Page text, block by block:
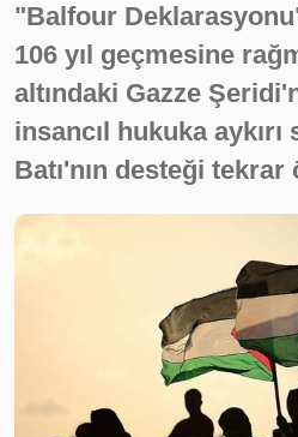
"Balfour
106 yıl geçmesine
altındaki Gazze
insancıl hukuka aykırı
Batı'nın desteği tekrar